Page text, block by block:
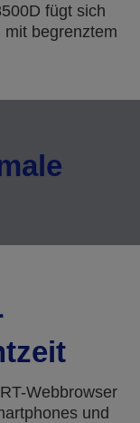
fügt sich
begrenztem
Webbrowser
und